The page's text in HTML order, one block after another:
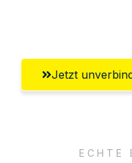
Jetzt
ECHTE